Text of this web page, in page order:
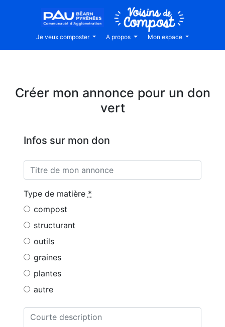
Je veux composter A propos Mon espace
Créer mon annonce pour un don
vert
Infos sur mon don
Type de matière *
compost
structurant
outils
graines
plantes
autre